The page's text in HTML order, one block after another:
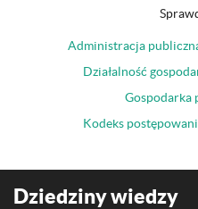
Administracja
Działalność
Gospodarka
Kodeks
Dziedziny wiedzy